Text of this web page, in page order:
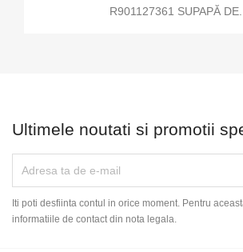
R901127361 SUPAPĂ DE...
Ultimele noutati si promotii
Iti poti desfiinta contul in orice moment. Pentru
informatiile de contact din nota legala.